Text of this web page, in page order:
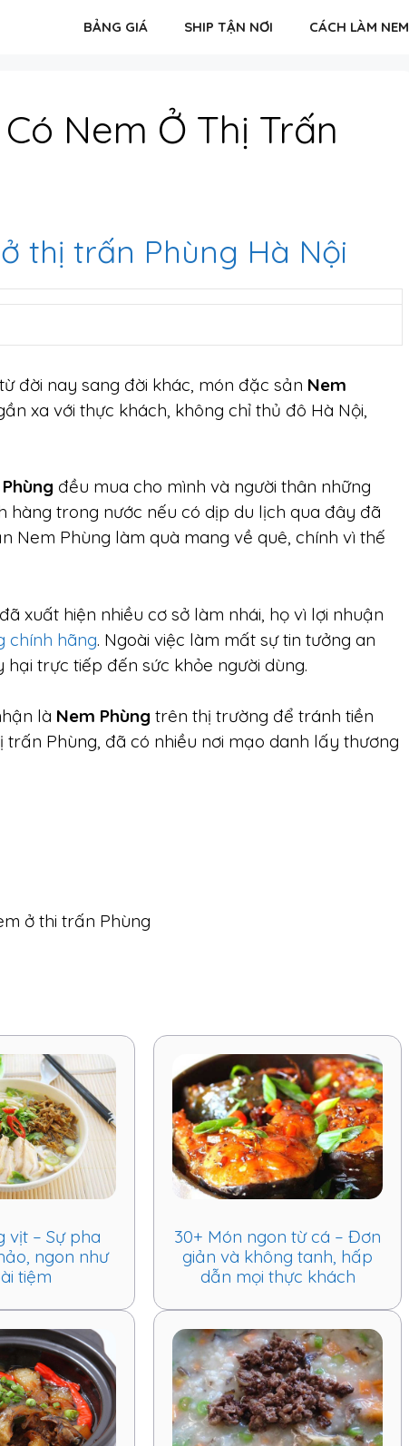
BẢNG GIÁ SHIP TẬN NƠI CÁCH LÀM NEM
Nem Ở Thị Trấn
thị trấn Phùng Hà Nội
đời nay sang đời khác, món đặc sản Nem
xa với thực khách, không chỉ thủ đô Hà Nội,
Phùng đều mua cho mình và người thân những
hàng trong nước nếu có dịp du lịch qua đây đã
Nem Phùng làm quà mang về quê, chính vì thế
xuất hiện nhiều cơ sở làm nhái, họ vì lợi nhuận
chính hãng. Ngoài việc làm mất sự tin tưởng an
trực tiếp đến sức khỏe người dùng.
là Nem Phùng trên thị trường để tránh tiền
Phùng, đã có nhiều nơi mạo danh lấy thương
ở thi trấn Phùng
vịt – Sự pha
ngon như
tiệm
30+ Món ngon từ cá – Đơn
giản và không tanh, hấp
dẫn mọi thực khách